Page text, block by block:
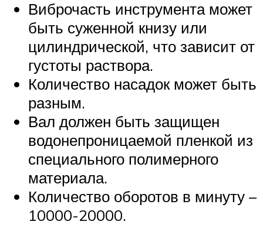
Виброчасть инструмента может
быть суженной книзу или
цилиндрической, что зависит от
густоты раствора.
Количество насадок может быть
разным.
Вал должен быть защищен
водонепроницаемой пленкой из
специального полимерного
материала.
Количество оборотов в минуту –
10000-20000.